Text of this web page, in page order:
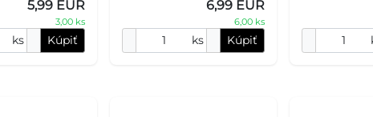
5,99 EUR
3,00 ks
ks Kúpiť
6,99 EUR
6,00 ks
ks Kúpiť